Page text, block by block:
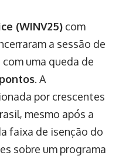
(WINV25) com
a sessão de
uma queda de
. A
por crescentes
mesmo após a
faixa de isenção do
sobre um programa